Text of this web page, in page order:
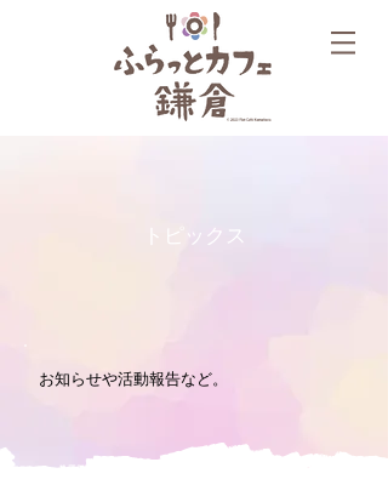
トピックス
お知らせや活動報告など。